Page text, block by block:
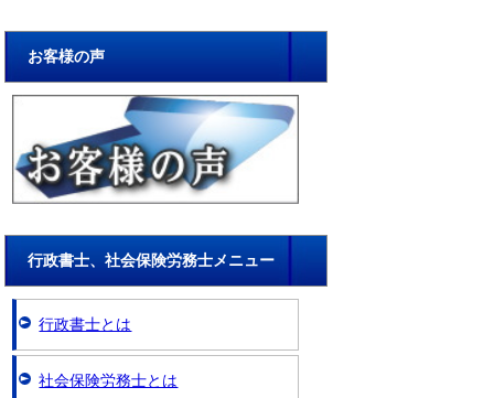
お客様の声
行政書士、社会保険労務士メニュー
行政書士とは
社会保険労務士とは